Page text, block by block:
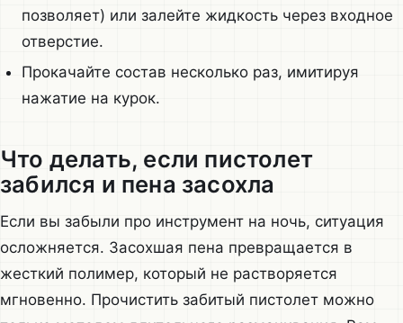
позволяет) или залейте жидкость через входное
отверстие.
Прокачайте состав несколько раз, имитируя
нажатие на курок.
Что делать, если пистолет
забился и пена засохла
Если вы забыли про инструмент на ночь, ситуация
осложняется. Засохшая пена превращается в
жесткий полимер, который не растворяется
мгновенно. Прочистить забитый пистолет можно